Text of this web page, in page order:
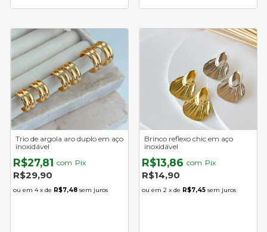
Trio de argola aro duplo em aço
inoxidável
R$27,81 com Pix
R$29,90
4 x de R$7,48 sem juros
Brinco reflexo chic em aço
inoxidável
R$13,86 com Pix
R$14,90
2 x de R$7,45 sem juros